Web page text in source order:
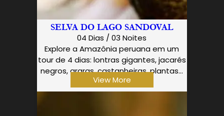
SELVA DO LAGO SANDOVAL
04 Dias / 03 Noites
Explore a Amazônia peruana em um
tour de 4 dias: lontras gigantes, jacarés
negros, araras, castanheiras, plantas…
View More